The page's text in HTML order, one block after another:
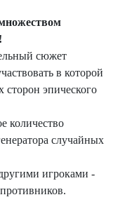
сюжет
в которой
эпического
количество
случайных
игроками -